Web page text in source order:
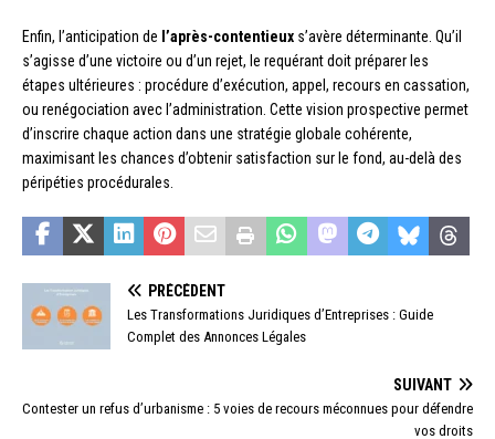
Enfin, l’anticipation de l’après-contentieux s’avère déterminante. Qu’il
s’agisse d’une victoire ou d’un rejet, le requérant doit préparer les
étapes ultérieures : procédure d’exécution, appel, recours en cassation,
ou renégociation avec l’administration. Cette vision prospective permet
d’inscrire chaque action dans une stratégie globale cohérente,
maximisant les chances d’obtenir satisfaction sur le fond, au-delà des
péripéties procédurales.
PRÉCÉDENT
Les Transformations Juridiques d’Entreprises : Guide
Complet des Annonces Légales
SUIVANT
Contester un refus d’urbanisme : 5 voies de recours méconnues pour défendre
vos droits